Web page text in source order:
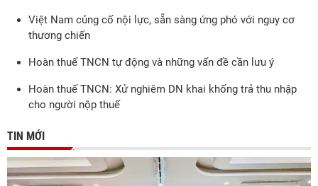
Việt Nam củng cố nội lực, sẵn sàng ứng phó với nguy cơ
thương chiến
Hoàn thuế TNCN tự động và những vấn đề cần lưu ý
Hoàn thuế TNCN: Xử nghiêm DN khai khống trả thu nhập
cho người nộp thuế
TIN MỚI